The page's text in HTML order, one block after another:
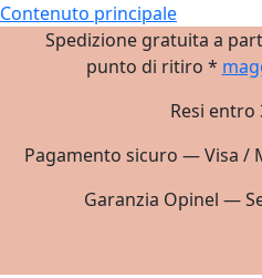
Contenuto principale
Spedizione gratuita a
punto di ritiro *
Resi entro
Pagamento sicuro — Visa /
Garanzia Opinel —